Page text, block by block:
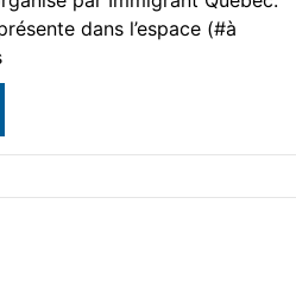
dans l’espace (#à